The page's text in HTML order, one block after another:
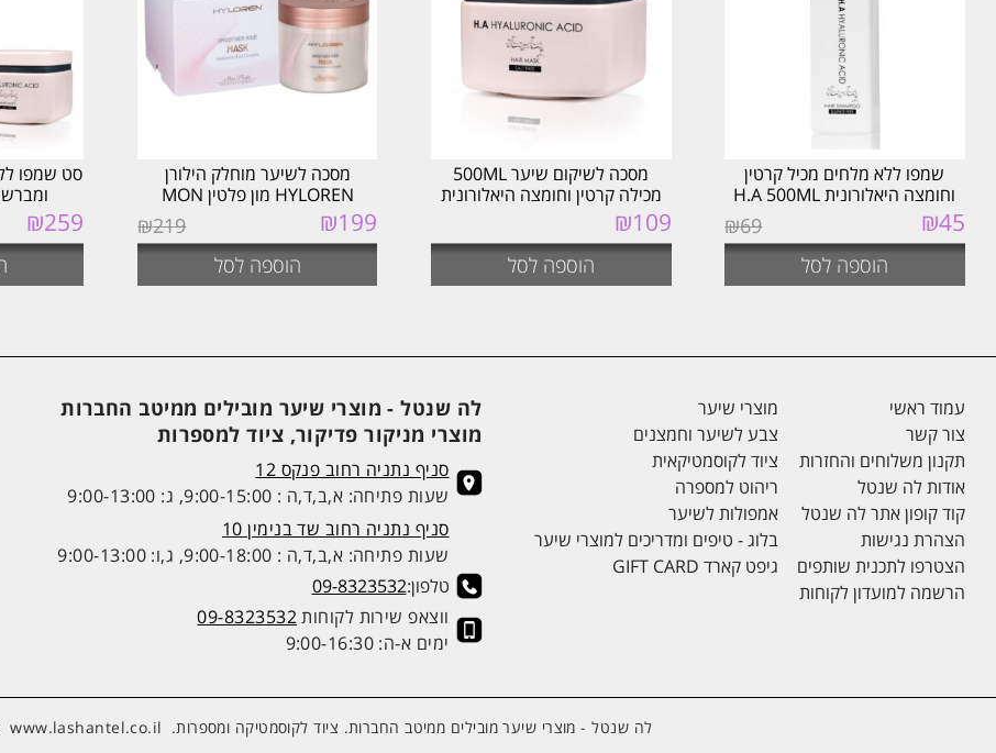
שמפו ללא מלחים מכיל קרטין
וחומצה היאלורונית H.A 500ML
₪69
המחיר
המקורי
₪69.
₪45
הנוכחי
₪45.
הוספה לסל
מסכה לשיקום שיער 500ML
מכילה קרטין וחומצה היאלורונית
₪109
הוספה לסל
מסכה לשיער מוחלק הילורן
HYLOREN מון פלטין MON
₪219
המחיר
המקורי
₪219.
₪199
המחיר
הנוכחי
הוא:
₪199.
הוספה לסל
סט שמפו
המחיר
המקורי
₪299.
₪259
הוא:
עמוד ראשי
צור קשר
תקנון משלוחים והחזרות
אודות לה שנטל
קוד קופון אתר לה שנטל
הצהרת נגישות
הצטרפו לתכנית שותפים
הרשמה למועדון לקוחות
מוצרי שיער
צבע לשיער וחמצנים
ציוד לקוסמטיקאית
ריהוט למספרה
אמפולות לשיער
בלוג - טיפים ומדריכים למוצרי שיער
גיפט קארד GIFT CARD
לה שנטל - מוצרי שיער מובילים ממיטב החברות
מוצרי מניקור פדיקור, ציוד למספרות
סניף נתניה רחוב פנקס 12
שעות פתיחה: א,ב,ד,ה : 9:00-15:00, ג: 9:00-13:00
סניף נתניה רחוב שד בנימין 10
שעות פתיחה: א,ב,ד,ה : 9:00-18:00, ג,ו: 9:00-13:00
טלפון:09-8323532
ווצאפ שירות לקוחות09-8323532
ימים א-ה: 9:00-16:30
לה שנטל - מוצרי שיער מובילים ממיטב החברות. ציוד לקוסמטיקה ומספרות. www.lashantel.co.il